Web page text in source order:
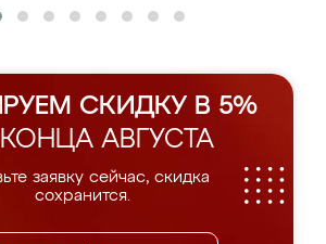
СКИДКУ В 5%
АВГУСТА
заявку сейчас, скидка
сохранится.